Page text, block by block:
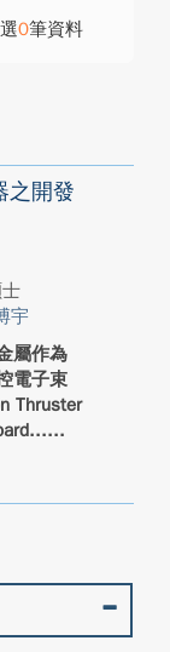
0筆資料
之開發
宇
屬作為
電子束
Thruster